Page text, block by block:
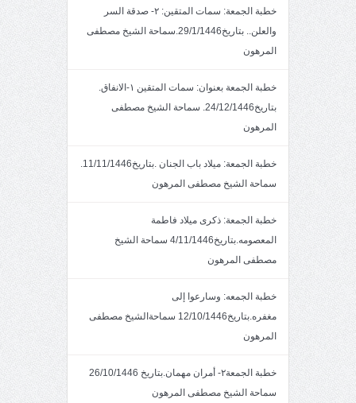
خطبة الجمعة: سمات المتقين: ٢- صدقة السر
والعلن.. بتاريخ29/1/1446.سماحة الشيخ مصطفى
المرهون
خطبة الجمعة بعنوان: سمات المتقين ١-الانفاق.
بتاريخ24/12/1446. سماحة الشيخ مصطفى
المرهون
خطبة الجمعة: ميلاد باب الجنان .بتاريخ11/11/1446.
سماحة الشيخ مصطفى المرهون
خطبة الجمعة: ذكرى ميلاد فاطمة
المعصومه.بتاريخ4/11/1446 سماحة الشيخ
مصطفى المرهون
خطبة الجمعه: وسارعوا إلى
مغفره.بتاريخ12/10/1446 سماحةالشيخ مصطفى
المرهون
خطبة الجمعة٢- أمران مهمان.بتاريخ 26/10/1446
سماحة الشيخ مصطفى المرهون